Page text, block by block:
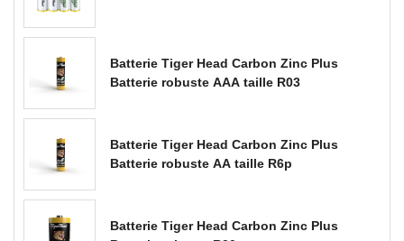
Batterie Tiger Head Carbon Zinc Plus
Batterie robuste AAA taille R03
Batterie Tiger Head Carbon Zinc Plus
Batterie robuste AA taille R6p
Batterie Tiger Head Carbon Zinc Plus